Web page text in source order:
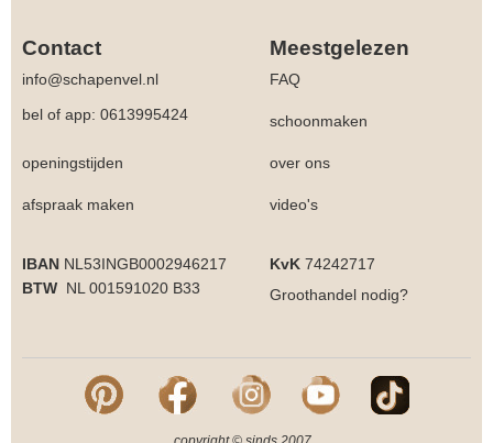
Contact Meestgelezen
info@schapenvel.nl
FAQ
bel of app: 0613995424
schoonmaken
openingstijden over ons
afspraak maken video's
IBAN NL53INGB0002946217 KvK 74242717
BTW NL 001591020 B33 Groothandel nodig?